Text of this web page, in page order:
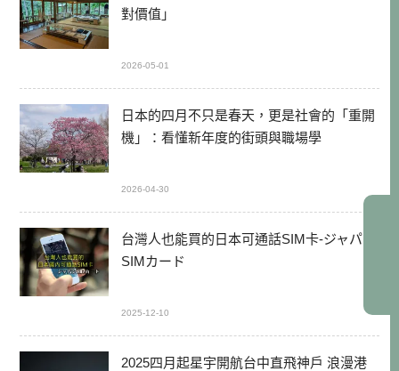
對價值」
2026-05-01
日本的四月不只是春天，更是社會的「重開
機」：看懂新年度的街頭與職場學
2026-04-30
台灣人也能買的日本可通話SIM卡-ジャパン
SIMカード
2025-12-10
2025四月起星宇開航台中直飛神戶 浪漫港